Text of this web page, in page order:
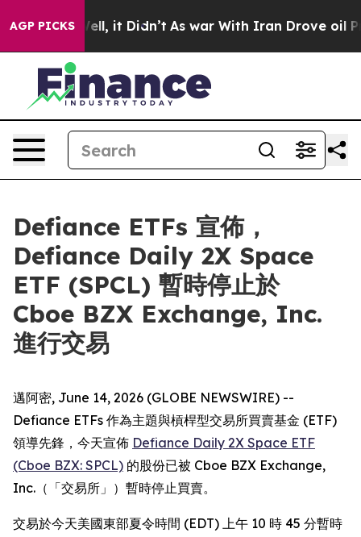
AGP PICKS
Well, it Didn’t As war With Iran Drove oil Prices
Defiance ETFs 宣佈，
Defiance Daily 2X Space
ETF (SPCL) 暫時停止於
Cboe BZX Exchange, Inc.
進行交易
邁阿密, June 14, 2026 (GLOBE NEWSWIRE) --
Defiance ETFs 作為主題與槓桿型交易所買賣基金 (ETF)
領導先鋒，今天宣佈 Defiance Daily 2X Space ETF
(Cboe BZX: SPCL) 的股份已被 Cboe BZX Exchange,
Inc.（「交易所」）暫時停止買賣。
交易於今天美國東部夏令時間 (EDT) 上午 10 時 45 分暫時